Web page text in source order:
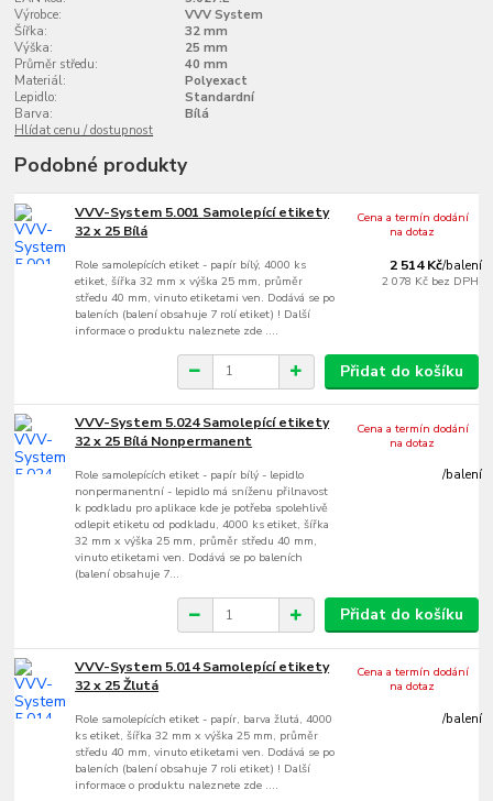
Výrobce:
VVV System
Šířka:
32 mm
Výška:
25 mm
Průměr středu:
40 mm
Materiál:
Polyexact
Lepidlo:
Standardní
Barva:
Bílá
Hlídat cenu / dostupnost
Podobné produkty
VVV-System 5.001 Samolepící etikety
32 x 25 Bílá
Role samolepících etiket - papír bílý, 4000 ks
etiket, šířka 32 mm x výška 25 mm, průměr
středu 40 mm, vinuto etiketami ven. Dodává se po
baleních (balení obsahuje 7 rolí etiket) ! Další
informace o produktu naleznete zde ....
2 514 Kč/balení
2 078 Kč bez DPH
Cena a termín dodání
na dotaz
Přidat do košíku
VVV-System 5.024 Samolepící etikety
32 x 25 Bílá Nonpermanent
Role samolepících etiket - papír bílý - lepidlo
nonpermanentní - lepidlo má sníženu přilnavost
k podkladu pro aplikace kde je potřeba spolehlivě
odlepit etiketu od podkladu, 4000 ks etiket, šířka
32 mm x výška 25 mm, průměr středu 40 mm,
vinuto etiketami ven. Dodává se po baleních
(balení obsahuje 7...
/balení
Cena a termín dodání
na dotaz
Přidat do košíku
VVV-System 5.014 Samolepící etikety
32 x 25 Žlutá
Role samolepících etiket - papír, barva žlutá, 4000
ks etiket, šířka 32 mm x výška 25 mm, průměr
středu 40 mm, vinuto etiketami ven. Dodává se po
baleních (balení obsahuje 7 roli etiket) ! Další
informace o produktu naleznete zde ....
/balení
Cena a termín dodání
na dotaz